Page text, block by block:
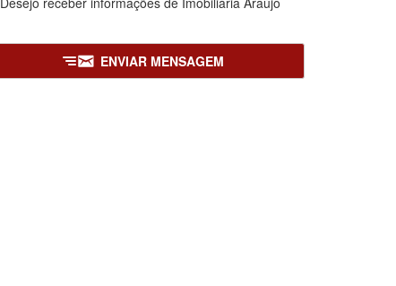
ENVIAR MENSAGEM